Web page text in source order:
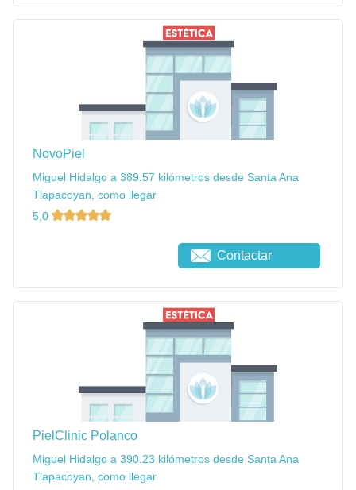
NovoPiel
Miguel Hidalgo a 389.57 kilómetros desde Santa Ana
Tlapacoyan, como llegar
5,0
Contactar
PielClinic Polanco
Miguel Hidalgo a 390.23 kilómetros desde Santa Ana
Tlapacoyan, como llegar